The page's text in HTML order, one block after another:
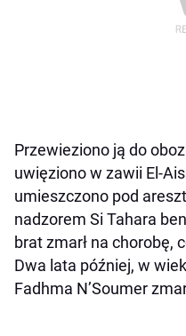
Przewieziono ją do
uwięziono w zawii El-
umieszczono pod
nadzorem Si Tahara
brat zmarł na chorobę,
Dwa lata później, w
Fadhma N’Soumer